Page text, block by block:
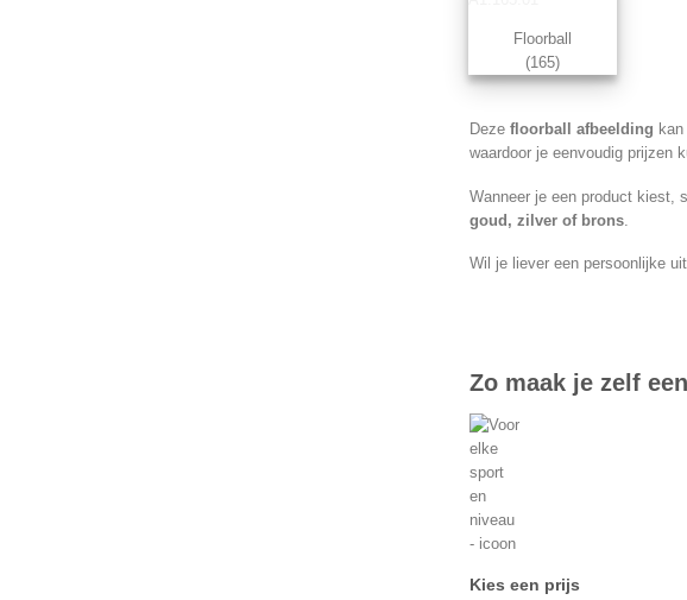
Floorball
(165)
Deze floorball afbeelding
waardoor je eenvoudig prijzen
Wanneer je een product kiest,
goud, zilver of brons.
Wil je liever een persoonlijke
Zo maak je zelf
Kies een prijs